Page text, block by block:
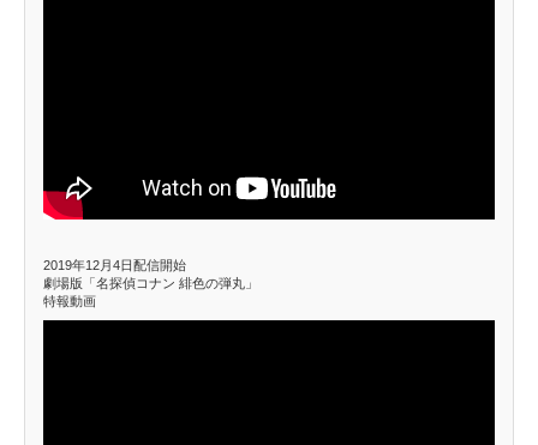
2019年12月4日配信開始
劇場版「名探偵コナン 緋色の弾丸」
特報動画